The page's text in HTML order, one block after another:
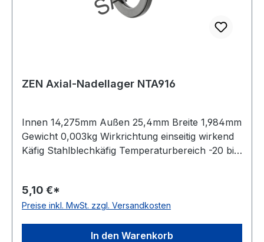
ZEN Axial-Nadellager NTA916
Innen 14,275mm Außen 25,4mm Breite 1,984mm
Gewicht 0,003kg Wirkrichtung einseitig wirkend
Käfig Stahlblechkäfig Temperaturbereich -20 bis
5,10 €*
Preise inkl. MwSt. zzgl. Versandkosten
In den Warenkorb